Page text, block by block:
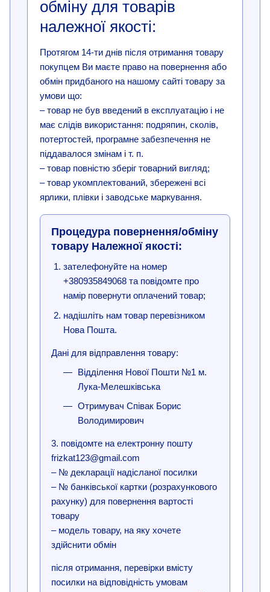
обміну для товарів
належної якості:
Протягом 14-ти днів після отримання товару
покупцем Ви маєте право на повернення або
обмін придбаного на нашому сайті товару за
умови що:
– товар не був введений в експлуатацію і не
має слідів використання: подряпин, сколів,
потертостей, програмне забезпечення не
піддавалося змінам і т. п.
– товар повністю зберіг товарний вигляд;
– товар укомплектований, збережені всі
ярлики, плівки і заводське маркування.
Процедура повернення/обміну
товару Належної якості:
зателефонуйте на номер
+380935849068 та повідомте про
намір повернути оплачений товар;
надішліть нам товар перевізником
Нова Пошта.
Дані для відправлення товару:
Відділення Нової Пошти №1 м.
Лука-Мелешківська
Отримувач Співак Борис
Володимирович
3. повідомте на електронну пошту
frizkat123@gmail.com
– № декларації надісланої посилки
– № банківської картки (розрахункового
рахунку) для повернення вартості
товару
– модель товару, на яку хочете
здійснити обмін
після отримання, перевірки вмісту
посилки на відповідність умовам